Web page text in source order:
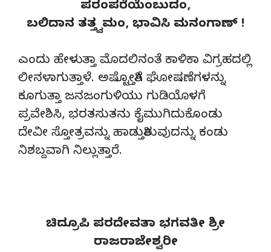
ಪರಂಪರೆಯೆಂಬುದಂ,
ಬಲಿದಾನ ತತ್ತ್ವಮಂ, ಭಾವಿಸಿ ಮನಂಗಾಣ್ !
ಎಂದು ಹೇಳುತ್ತಾ ಮೊದಲಿನಂತೆ ಕಾಳಿಕಾ ವಿಗ್ರಹದಲ್ಲಿ
ಲೀನಳಾಗುತ್ತಾಳೆ. ಅಷ್ಟೋತ್ತಿಗೆ ಘೋಷಣೆಗಳನ್ನು
ಕೂಗುತ್ತಾ ಜನಜಂಗುಳಿಯು ಗುಡಿಯೊಳಗೆ
ಪ್ರವೇಶಿಸಿ, ಭರತಸುತನು ಕೈಮುಗಿದುಕೊಂಡು
ದೇವೀ ಸ್ತೋತ್ರವನ್ನು ಹಾಡುತ್ತಿರುವುದನ್ನು ಕಂಡು
ನಿಶಬ್ದವಾಗಿ ನಿಲ್ಲುತ್ತಾರೆ.
ಚಿದ್ರೂಪಿ ಪರದೇವತಾ ಭಗವತೀ ಶ್ರೀ
ರಾಜರಾಜೇಶ್ವರೀ